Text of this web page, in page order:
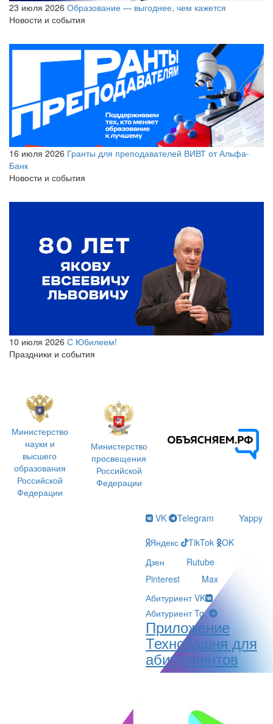
23 июля 2026 Образование — выгоднее, чем кажется
Новости и события
16 июля 2026 Гранты для преподавателей ВИВТ от Альфа-
Банк
Новости и события
10 июля 2026 С Юбилеем!
Праздники и события
Министерство
науки и
высшего
образования
Российской
Федерации
Министерство
просвещения
Российской
Федерации
VK Telegram
Yappy
Яндекс
TikTok
OK
Дзен
Rutube
Pinterest
Max
Абитуриент VK
Абитуриент Tg
Приложение
Технобашня для
абитуриентов